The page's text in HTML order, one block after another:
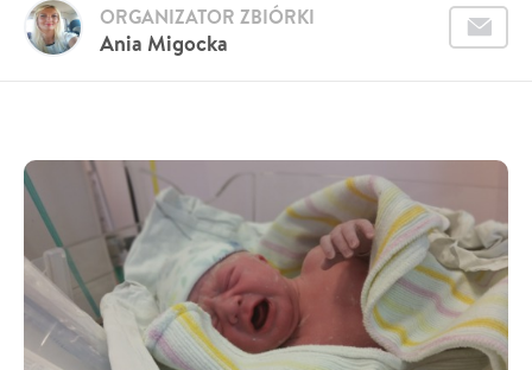
Ania Migocka
ORGANIZATOR ZBIÓRKI